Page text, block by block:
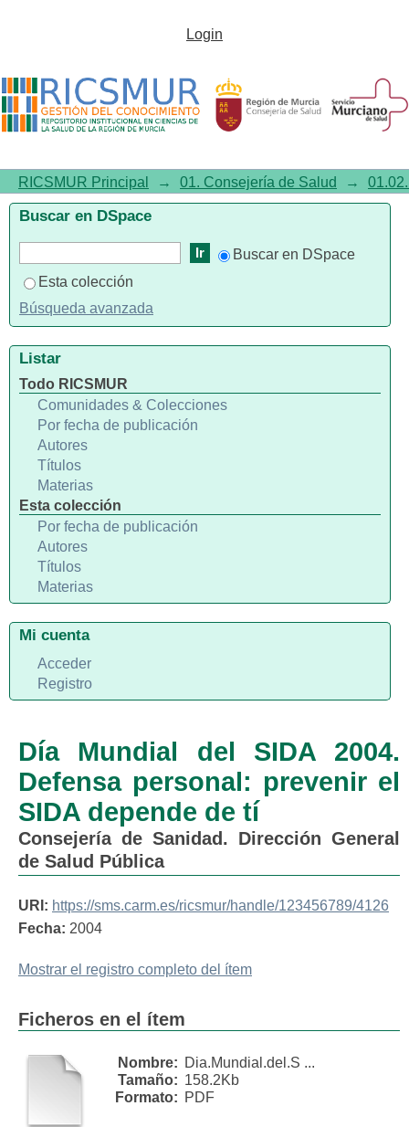
Día Mundial del SIDA 2004.
SIDA depende de tí
Login
RICSMUR Principal → 01. Consejería de Salud →
Día Mundial del SIDA 2004.
Defensa personal: prevenir el
SIDA depende de tí
Consejería de Sanidad. Dirección General
de Salud Pública
URI: https://sms.carm.es/ricsmur/handle/123456789/4126
Fecha: 2004
Mostrar el registro completo del ítem
Ficheros en el ítem
Nombre: Dia.Mundial.del.S ...
Tamaño: 158.2Kb
Formato: PDF
Buscar en DSpace
Buscar en DSpace
Esta colección
Búsqueda avanzada
Listar
Todo RICSMUR
Comunidades & Colecciones
Por fecha de publicación
Autores
Títulos
Materias
Esta colección
Por fecha de publicación
Autores
Títulos
Materias
Mi cuenta
Acceder
Registro